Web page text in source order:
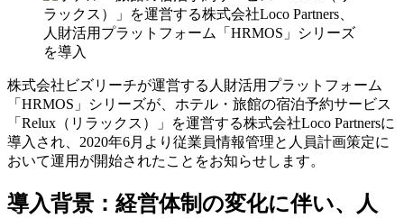
株式会社ビズリーチが運営する人財活用プラットフォーム
「HRMOS」シリーズが、ホテル・旅館の宿泊予約サービス
「Relux（リラックス）」を運営する株式会社Loco Partnersに
導入され、2020年6月より従業員情報管理と人員計画策定に
おいて運用が開始されたことをお知らせします。
導入背景：経営体制の変化に伴い、⼈